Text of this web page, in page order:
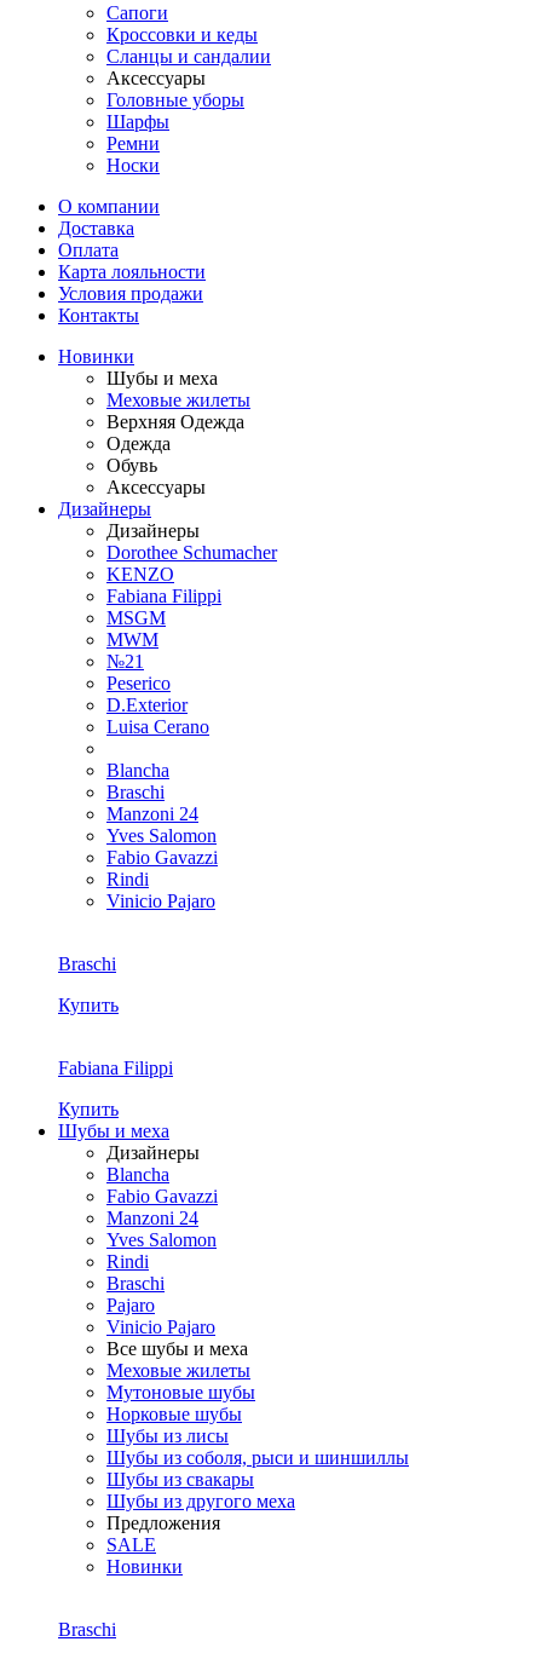
Сапоги
Кроссовки и кеды
Сланцы и сандалии
Аксессуары
Головные уборы
Шарфы
Ремни
Носки
О компании
Доставка
Оплата
Карта лояльности
Условия продажи
Контакты
Новинки
Шубы и меха
Меховые жилеты
Верхняя Одежда
Одежда
Обувь
Аксессуары
Дизайнеры
Дизайнеры
Dorothee Schumacher
KENZO
Fabiana Filippi
MSGM
MWM
№21
Peserico
D.Exterior
Luisa Cerano
Blancha
Braschi
Manzoni 24
Yves Salomon
Fabio Gavazzi
Rindi
Vinicio Pajaro
Braschi
Купить
Fabiana Filippi
Купить
Шубы и меха
Дизайнеры
Blancha
Fabio Gavazzi
Manzoni 24
Yves Salomon
Rindi
Braschi
Pajaro
Vinicio Pajaro
Все шубы и меха
Меховые жилеты
Мутоновые шубы
Норковые шубы
Шубы из лисы
Шубы из соболя, рыси и шиншиллы
Шубы из свакары
Шубы из другого меха
Предложения
SALE
Новинки
Braschi